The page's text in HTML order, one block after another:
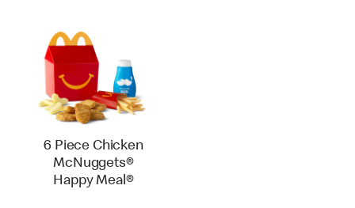
6 Piece Chicken
McNuggets®
Happy Meal®